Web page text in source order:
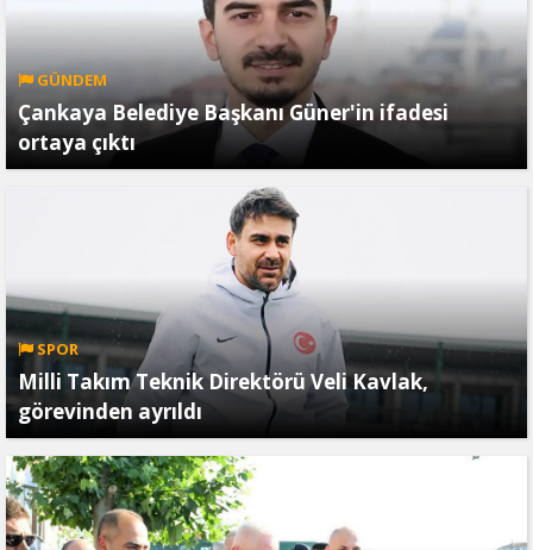
GÜNDEM
Çankaya Belediye Başkanı Güner'in ifadesi
ortaya çıktı
SPOR
Milli Takım Teknik Direktörü Veli Kavlak,
görevinden ayrıldı